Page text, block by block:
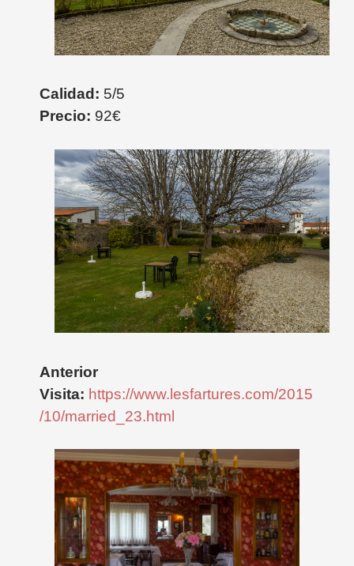
Calidad: 5/5
Precio: 92€
Anterior
Visita: https://www.lesfartures.com/2015
/10/married_23.html